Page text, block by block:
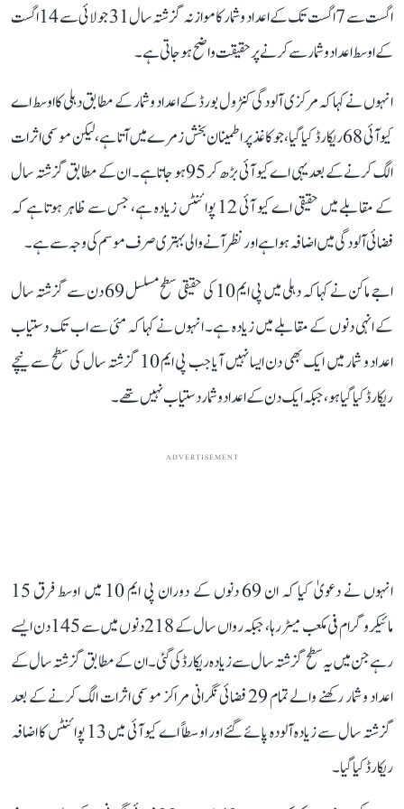
اگست سے 7 اگست تک کے اعداد و شمار کا موازنہ گزشتہ سال 31 جولائی سے 14 اگست
کے اوسط اعداد و شمار سے کرنے پر حقیقت واضح ہو جاتی ہے۔
انہوں نے کہا کہ مرکزی آلودگی کنٹرول بورڈ کے اعداد و شمار کے مطابق دہلی کا اوسط اے
کیو آئی 68 ریکارڈ کیا گیا، جو کاغذ پر اطمینان بخش زمرے میں آتا ہے، لیکن موسمی اثرات
الگ کرنے کے بعد یہی اے کیو آئی بڑھ کر 95 ہو جاتا ہے۔ ان کے مطابق گزشتہ سال
کے مقابلے میں حقیقی اے کیو آئی 12 پوائنٹس زیادہ ہے، جس سے ظاہر ہوتا ہے کہ
فضائی آلودگی میں اضافہ ہوا ہے اور نظر آنے والی بہتری صرف موسم کی وجہ سے ہے۔
اجے ماکن نے کہا کہ دہلی میں پی ایم 10 کی حقیقی سطح مسلسل 69 دن سے گزشتہ سال
کے انہی دنوں کے مقابلے میں زیادہ ہے۔ انہوں نے کہا کہ مئی سے اب تک دستیاب
اعداد و شمار میں ایک بھی دن ایسا نہیں آیا جب پی ایم 10 گزشتہ سال کی سطح سے نیچے
ریکارڈ کیا گیا ہو، جبکہ ایک دن کے اعداد و شمار دستیاب نہیں تھے۔
ADVERTISEMENT
انہوں نے دعویٰ کیا کہ ان 69 دنوں کے دوران پی ایم 10 میں اوسط فرق 15
مائیکروگرام فی مکعب میٹر رہا، جبکہ رواں سال کے 218 دنوں میں سے 145 دن ایسے
رہے جن میں یہ سطح گزشتہ سال سے زیادہ ریکارڈ کی گئی۔ ان کے مطابق گزشتہ سال کے
اعداد و شمار رکھنے والے تمام 29 فضائی نگرانی مراکز موسمی اثرات الگ کرنے کے بعد
گزشتہ سال سے زیادہ آلودہ پائے گئے اور اوسطاً اے کیو آئی میں 13 پوائنٹس کا اضافہ
ریکارڈ کیا گیا۔